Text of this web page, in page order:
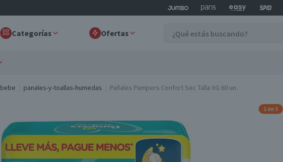
Categorías Ofertas
bebe panales-y-toallas-humedas Pañales Pampers Confort Sec Talla XG 60 un.
1 de 5